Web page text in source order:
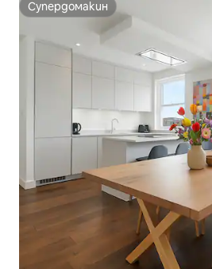
Супердомакин
Супердомакин